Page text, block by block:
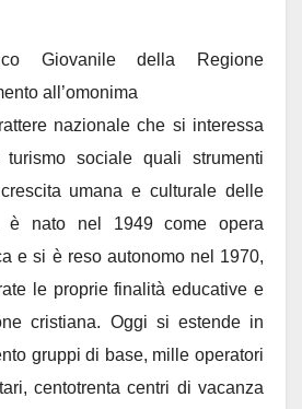
Giovanile della Regione
all’omonima
nazionale che si interessa
sociale quali strumenti
umana e culturale delle
è nato nel 1949 come opera
e si è reso autonomo nel 1970,
le proprie finalità educative e
cristiana. Oggi si estende in
gruppi di base, mille operatori
centotrenta centri di vacanza